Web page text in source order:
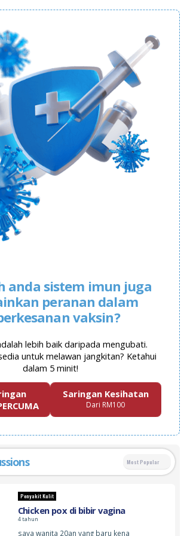
anda sistem imun juga
peranan dalam
vaksin?
lebih baik daripada mengubati.
untuk melawan jangkitan? Ketahui
dalam 5 minit!
Saringan Kesihatan
Dari RM100
Most Popular
Penyakit Kulit
Chicken pox di bibir vagina
4 tahun
saya wanita 20an yang baru kena